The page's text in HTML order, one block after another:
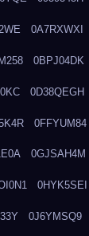
0A7RXWXI
0BPJ04DK
0D38QEGH
0FFYUM84
0GJSAH4M
0HYK5SEI
0J6YMSQ9